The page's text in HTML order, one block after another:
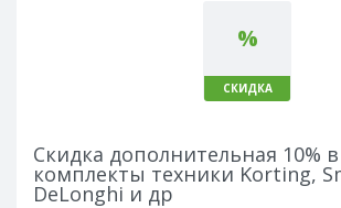
%
СКИДКА
Скидка дополнительная 10%
комплекты техники Korting,
DeLonghi и др